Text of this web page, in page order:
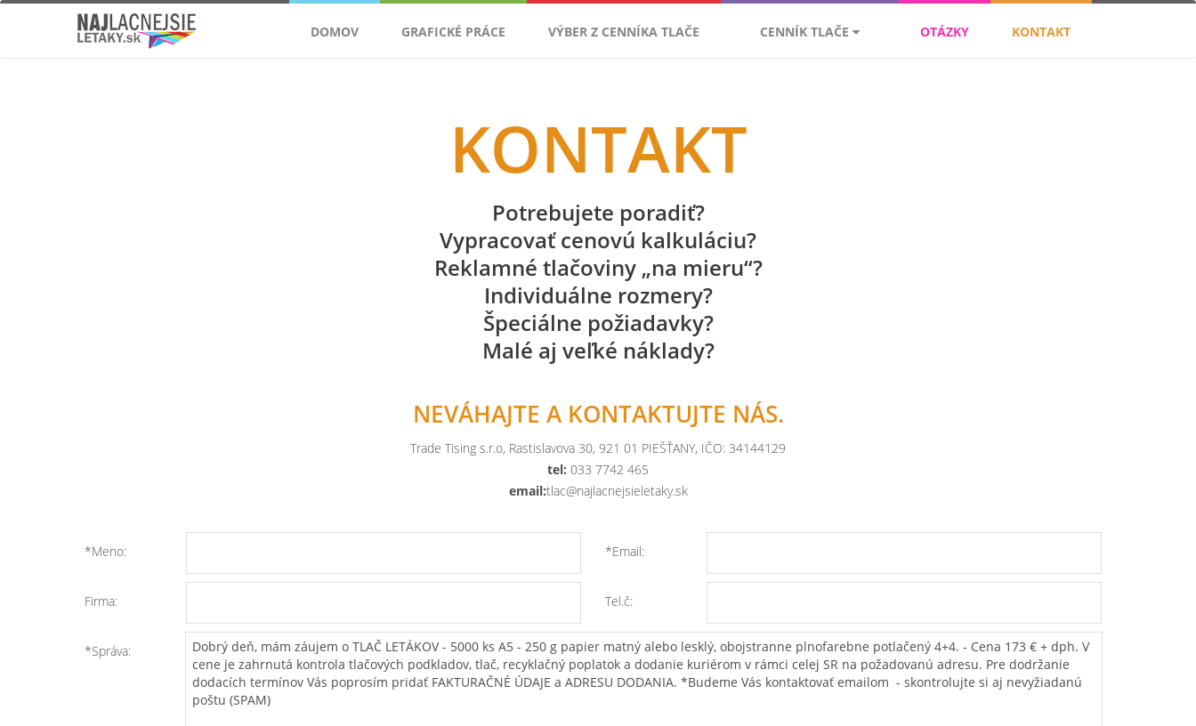
DOMOV GRAFICKÉ PRÁCE VÝBER Z CENNÍKA TLAČE CENNÍK TLAČE OTÁZKY KONTAKT
KONTAKT
Potrebujete poradiť?
Vypracovať cenovú kalkuláciu?
Reklamné tlačoviny „na mieru“?
Individuálne rozmery?
Špeciálne požiadavky?
Malé aj veľké náklady?
NEVÁHAJTE A KONTAKTUJTE NÁS.
Trade Tising s.r.o, Rastislavova 30, 921 01 PIEŠŤANY, IČO: 34144129
tel: 033 7742 465
email:tlac@najlacnejsieletaky.sk
*Meno: *Email:
Firma: Tel.č:
*Správa: